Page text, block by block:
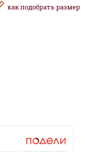
какподобрать размер